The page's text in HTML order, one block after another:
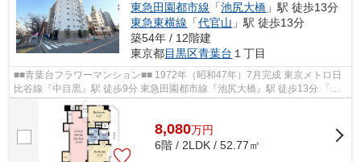
東急田園都市線 「池尻大橋 」駅 徒歩13分
東急東横線 「代官山 」駅 徒歩13分
築54年 / 12階建
東京都目黒区青葉台 １丁目
■■青葉台フラワーマンション■■ 1972年（昭和47年）7月完成 東京メトロ日
比谷線『中目黒』駅 徒歩9分 東急田園都市線『池尻大橋』駅 徒歩13分 「目
黒区青葉台」アドレス ペット飼育...
8,080万円
6階 / 2LDK / 52.77㎡